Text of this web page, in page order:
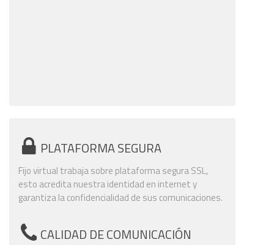
PLATAFORMA SEGURA
Fijo virtual trabaja sobre plataforma segura SSL,
esto acredita nuestra identidad en internet y
garantiza la confidencialidad de sus comunicaciones.
CALIDAD DE COMUNICACIÓN